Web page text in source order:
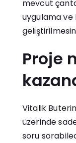
mevcut
uygulama ve
Proje
Vitalik
üzerinde
soru